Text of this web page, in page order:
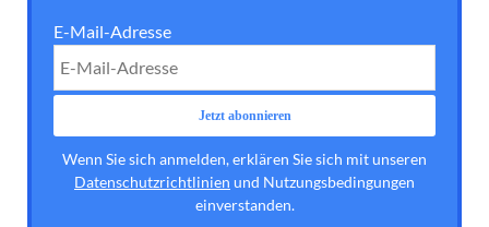
E-Mail-Adresse
Wenn Sie sich anmelden, erklären Sie sich mit unseren
Datenschutzrichtlinien und Nutzungsbedingungen
einverstanden.